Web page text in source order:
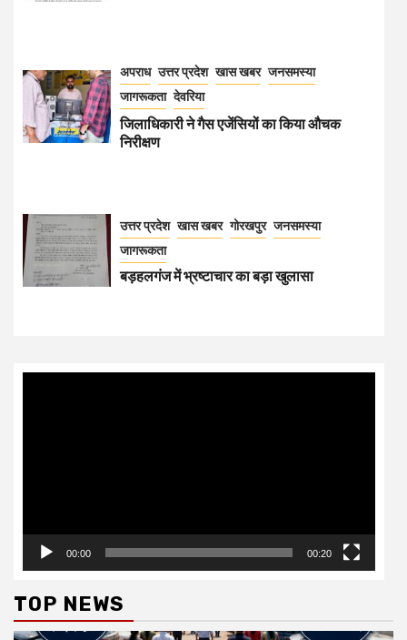
अपराध उत्तर प्रदेश खास खबर जनसमस्या
जागरूकता देवरिया
जिलाधिकारी ने गैस एजेंसियों का किया औचक
निरीक्षण
उत्तर प्रदेश खास खबर गोरखपुर जनसमस्या
जागरूकता
बड़हलगंज में भ्रष्टाचार का बड़ा खुलासा
00:00 00:20
TOP NEWS